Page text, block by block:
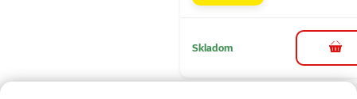
Skladom do